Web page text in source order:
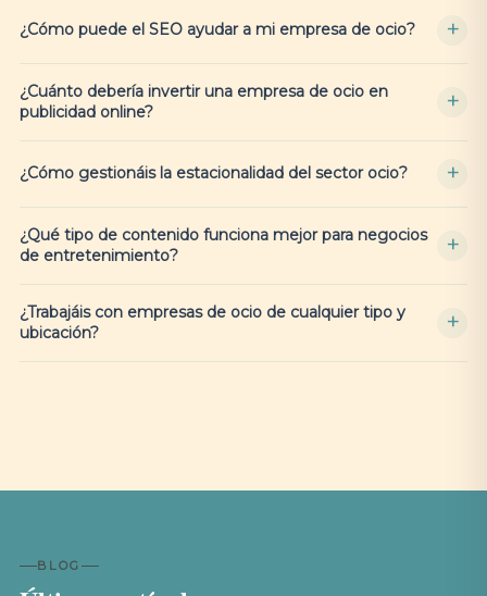
¿Cómo puede el SEO ayudar a mi empresa de ocio?
¿Cuánto debería invertir una empresa de ocio en
publicidad online?
¿Cómo gestionáis la estacionalidad del sector ocio?
¿Qué tipo de contenido funciona mejor para negocios
de entretenimiento?
¿Trabajáis con empresas de ocio de cualquier tipo y
ubicación?
BLOG